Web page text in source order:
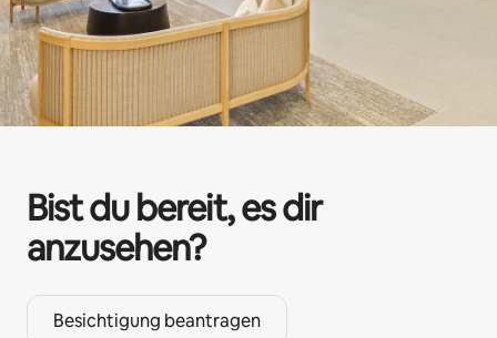
Bist du bereit, es dir
anzusehen?
Besichtigung beantragen